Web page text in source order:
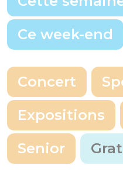
Ce week-end
Choix d'une date précise
Concert
Expositions
Senior